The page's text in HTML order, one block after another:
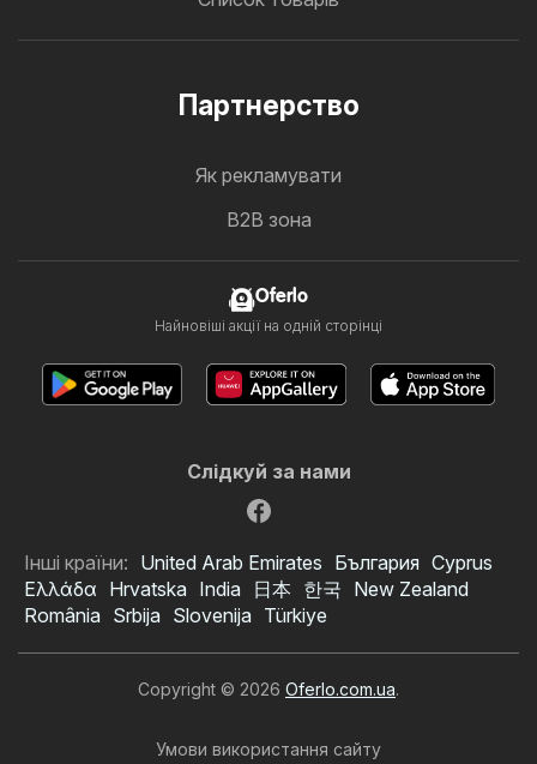
Партнерство
Як рекламувати
B2B зона
Oferlo
Найновіші акції на одній сторінці
Слідкуй за нами
Інші країни: United Arab Emirates България Cyprus
Ελλάδα Hrvatska India 日本 한국 New Zealand
România Srbija Slovenija Türkiye
Copyright © 2026 Oferlo.com.ua.
Умови використання сайту